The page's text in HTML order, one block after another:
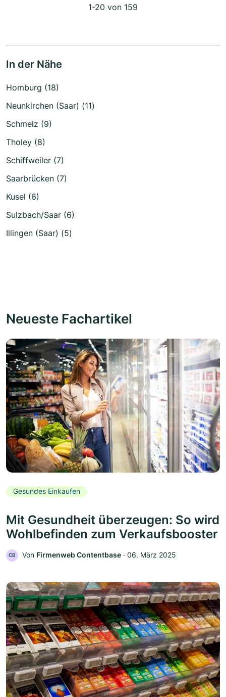
1-20 von 159
In der Nähe
Homburg (18)
Neunkirchen (Saar) (11)
Schmelz (9)
Tholey (8)
Schiffweiler (7)
Saarbrücken (7)
Kusel (6)
Sulzbach/Saar (6)
Illingen (Saar) (5)
Neueste Fachartikel
Gesundes Einkaufen
Mit Gesundheit überzeugen: So wird
Wohlbefinden zum Verkaufsbooster
CB Von Firmenweb Contentbase ‧ 06. März 2025